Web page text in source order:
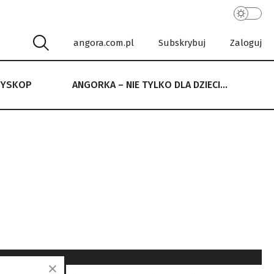
angora.com.pl Subskrybuj Zaloguj
ANGORKA – NIE TYLKO DLA DZIECI…
NIE TYLKO DLA DZIECI…